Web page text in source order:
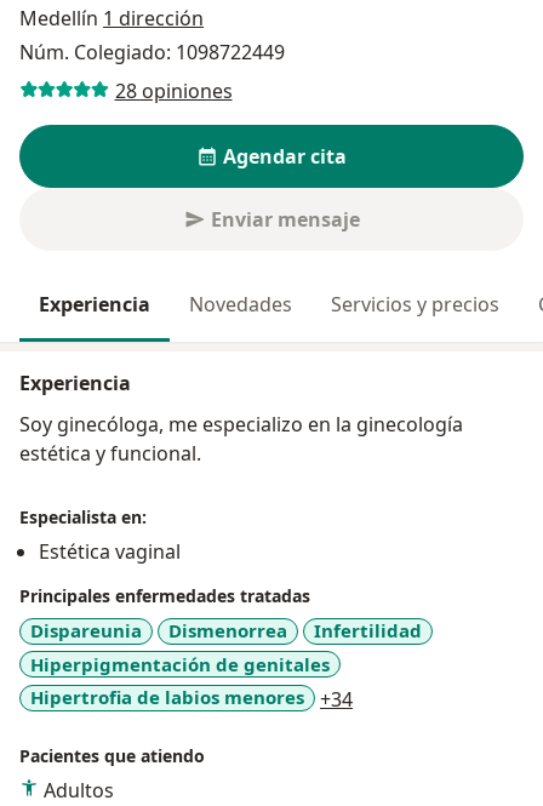
Medellín 1 dirección
Núm. Colegiado: 1098722449
28 opiniones
Agendar cita
Enviar mensaje
Experiencia Novedades Servicios y precios
Experiencia
Soy ginecóloga, me especializo en la ginecología
estética y funcional.
Especialista en:
Estética vaginal
Principales enfermedades tratadas
Dispareunia Dismenorrea
Infertilidad
Hiperpigmentación de genitales
Hipertrofia de labios menores
+34
Pacientes que atiendo
Adultos